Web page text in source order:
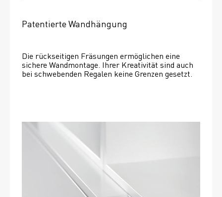
Patentierte Wandhängung
Die rückseitigen Fräsungen ermöglichen eine
sichere Wandmontage. Ihrer Kreativität sind auch
bei schwebenden Regalen keine Grenzen gesetzt.